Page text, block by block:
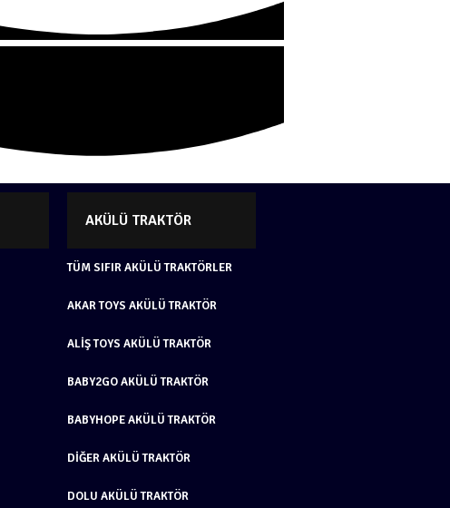
AKÜLÜ TRAKTÖR
TÜM SIFIR AKÜLÜ TRAKTÖRLER
AKAR TOYS AKÜLÜ TRAKTÖR
ALIŞ TOYS AKÜLÜ TRAKTÖR
BABY2GO AKÜLÜ TRAKTÖR
BABYHOPE AKÜLÜ TRAKTÖR
DIĞER AKÜLÜ TRAKTÖR
DOLU AKÜLÜ TRAKTÖR